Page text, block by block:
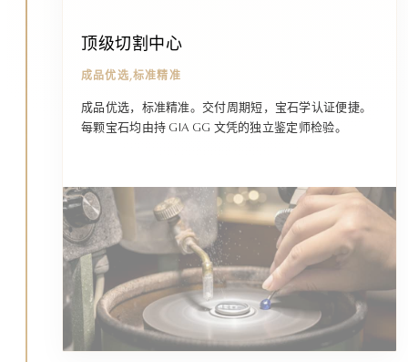
顶级切割中心
成品优选,标准精准
成品优选，标准精准。交付周期短，宝石学认证便捷。
每颗宝石均由持 GIA GG 文凭的独立鉴定师检验。